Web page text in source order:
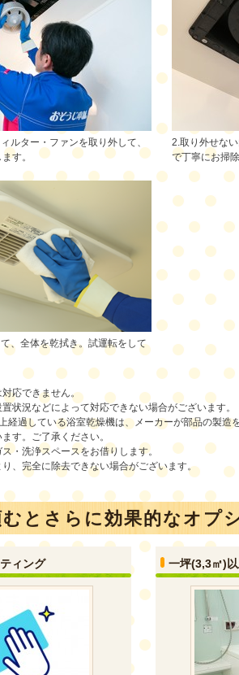
ルター・ファンを取り外して、
す。
2.取り外せな
で丁寧にお掃
、全体を乾拭き。試運転をして
応できません。
状況などによって対応できない場合がございます。
経過している浴室乾燥機は、メーカーが部品の製
す。ご了承ください。
・洗浄スペースをお借りします。
、完全に除去できない場合がございます。
とさらに効果的なオプ
ィング 一坪(3,3㎡)